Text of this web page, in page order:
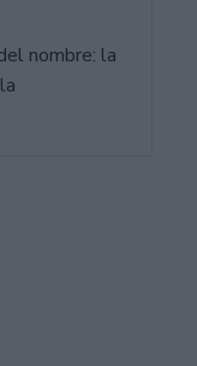
nombre: la